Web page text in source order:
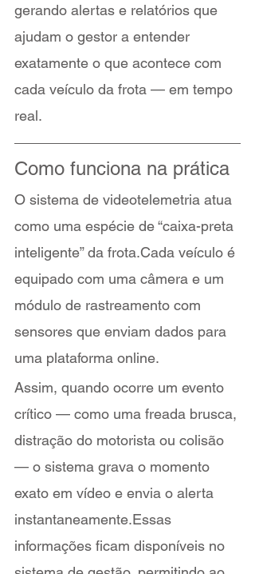
gerando alertas e relatórios que
ajudam o gestor a entender
exatamente o que acontece com
cada veículo da frota — em tempo
real.
Como funciona na prática
O sistema de videotelemetria atua
como uma espécie de “caixa-preta
inteligente” da frota.Cada veículo é
equipado com uma câmera e um
módulo de rastreamento com
sensores que enviam dados para
uma plataforma online.
Assim, quando ocorre um evento
crítico — como uma freada brusca,
distração do motorista ou colisão
— o sistema grava o momento
exato em vídeo e envia o alerta
instantaneamente.Essas
informações ficam disponíveis no